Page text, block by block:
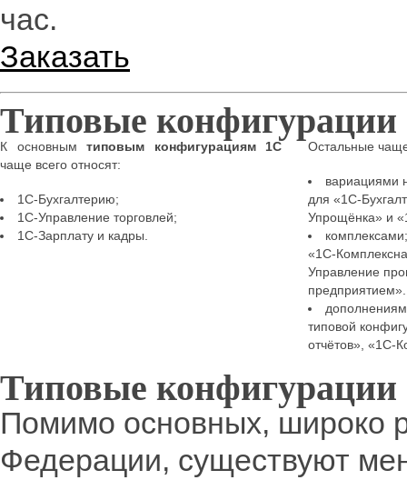
час.
Заказать
Типовые
К основным типовым конфигурациям 1С
чаще всего относят:
1С-Бухгалтерию;
1С-Управление торговлей;
1С-Зарплату и кадры.
Остальные
вариациями
для «1С-
Упрощёнка» и
«1С-
Управление
предприятием».
типовой
отчётов», «1С-
Типовые конфигурации
Помимо основных, широко
Федерации, существуют